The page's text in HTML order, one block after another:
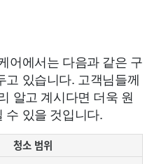
어에서는 다음과 같은 구
고 있습니다. 고객님들께
알고 계시다면 더욱 원
수 있을 것입니다.
청소 범위